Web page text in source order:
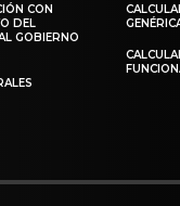
CON
DEL
GOBIERNO